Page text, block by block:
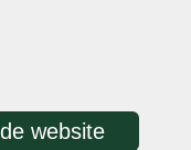
website